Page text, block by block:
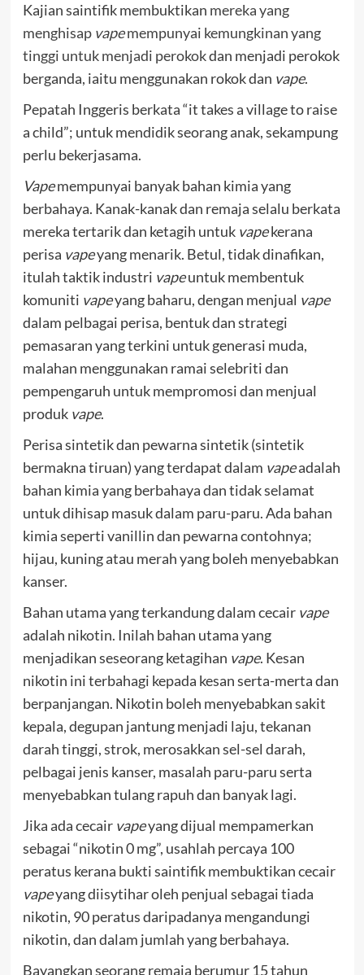
Kajian saintifik membuktikan mereka yang
menghisap vapemempunyai kemungkinan yang
tinggi untuk menjadi perokokdan menjadi perokok
berganda, iaitu menggunakan rokok dan vape.
Pepatah Inggeris berkata “it takes a village to raise
a child”; untuk mendidik seorang anak, sekampung
perlu bekerjasama.
Vapemempunyai banyak bahan kimia yang
berbahaya. Kanak-kanak dan remaja selalu berkata
mereka tertarik dan ketagih untuk vapekerana
perisa vapeyang menarik. Betul, tidak dinafikan,
itulah taktik industri vapeuntuk membentuk
komuniti vapeyang baharu, dengan menjual vape
dalam pelbagai perisa, bentuk dan strategi
pemasaran yang terkini untuk generasi muda,
malahan menggunakan ramai selebriti dan
pempengaruh untuk mempromosi dan menjual
produk vape.
Perisa sintetik dan pewarna sintetik (sintetik
bermakna tiruan) yang terdapat dalam vapeadalah
bahan kimia yang berbahaya dan tidak selamat
untuk dihisap masuk dalam paru-paru. Ada bahan
kimia seperti vanillin dan pewarna contohnya;
hijau, kuning atau merah yang boleh menyebabkan
kanser.
Bahan utama yang terkandung dalam cecair vape
adalah nikotin. Inilah bahan utama yang
menjadikan seseorang ketagihan vape. Kesan
nikotin ini terbahagi kepada kesan serta-merta dan
berpanjangan. Nikotin boleh menyebabkan sakit
kepala, degupan jantung menjadi laju, tekanan
darah tinggi, strok, merosakkan sel-sel darah,
pelbagai jenis kanser, masalah paru-paru serta
menyebabkan tulang rapuh dan banyak lagi.
Jika ada cecair vapeyang dijual mempamerkan
sebagai “nikotin 0 mg”, usahlah percaya 100
peratus kerana bukti saintifik membuktikan cecair
vapeyang diisytihar oleh penjual sebagai tiada
nikotin, 90 peratus daripadanya mengandungi
nikotin, dan dalam jumlah yang berbahaya.
Bayangkan seorang remaja berumur 15 tahun